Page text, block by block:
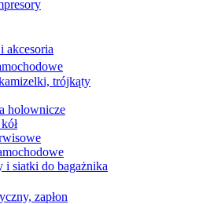
akcesoria
trójkąty
holownicze
i siatki do bagażnika
zapłon